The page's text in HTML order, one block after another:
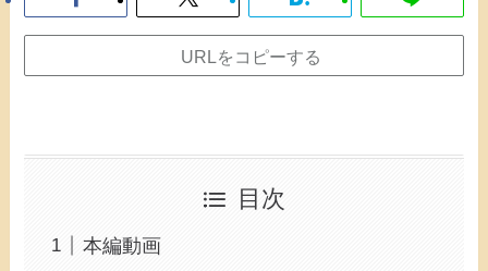
URLをコピーする
目次
本編動画